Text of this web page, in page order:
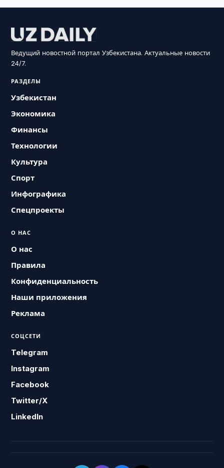
Ведущий новостной портал Узбекистана. Актуальные новости
24/7.
РАЗДЕЛЫ
Узбекистан
Экономика
Финансы
Технологии
Культура
Спорт
Инфографика
Спецпроекты
О НАС
О нас
Правила
Конфиденциальность
Наши приложения
Реклама
СОЦСЕТИ
Telegram
Instagram
Facebook
Twitter/X
LinkedIn